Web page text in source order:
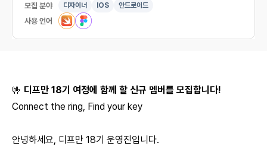
모집 분야 디자이너 IOS 안드로이드
사용 언어
🤟 디프만 18기 여정에 함께 할 신규 멤버를 모집합니다!
Connect the ring, Find your key
안녕하세요, 디프만 18기 운영진입니다.